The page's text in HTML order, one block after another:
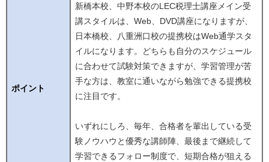
ポイント
新橋本校、中野本校のLEC税理士講座メイン受
講スタイルは、Web、DVD講座になりますが、
日本橋校、八重洲口校の提携校はWeb通学スタ
イルになります。どちらも自分のスケジュール
に合わせて試験対策できますが、学習管理が苦
手な方は、教室に通いながら勉強できる提携校
に注目です。
いずれにしろ、毎年、合格者を輩出している受
験ノウハウと優秀な講師陣、最後まで継続して
学習できるフォロー制度で、短期合格が狙える